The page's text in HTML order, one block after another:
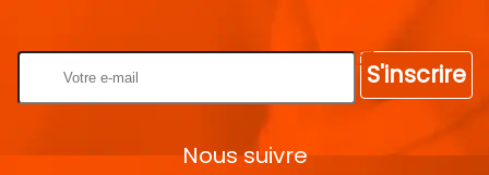
S'inscrire
Nous suivre